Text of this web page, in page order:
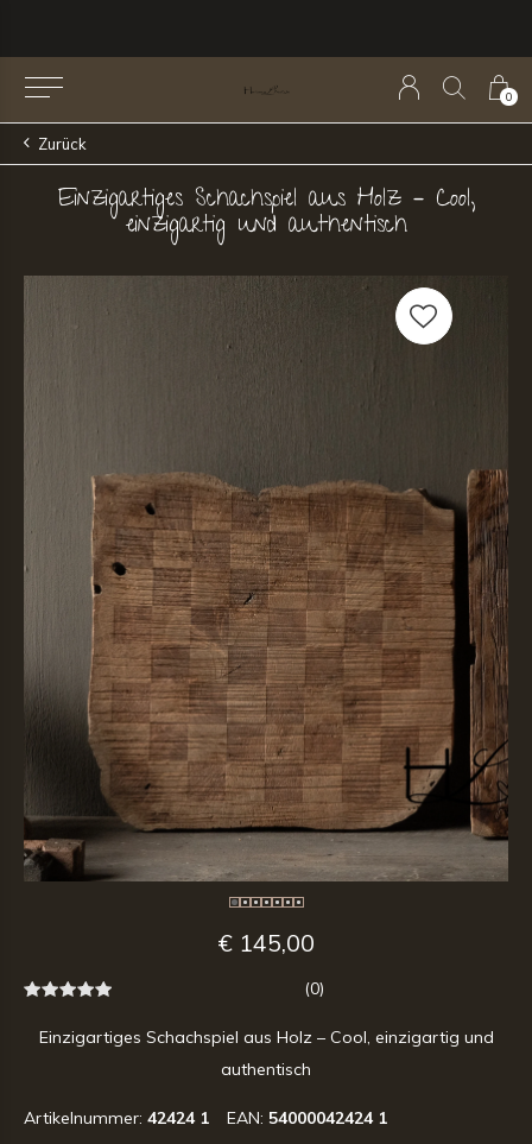
0
Zurück
Einzigartiges Schachspiel aus Holz – Cool,
einzigartig und authentisch
€ 145,00
(0)
Einzigartiges Schachspiel aus Holz – Cool, einzigartig und
authentisch
Artikelnummer: 42424 1 EAN: 54000042424 1